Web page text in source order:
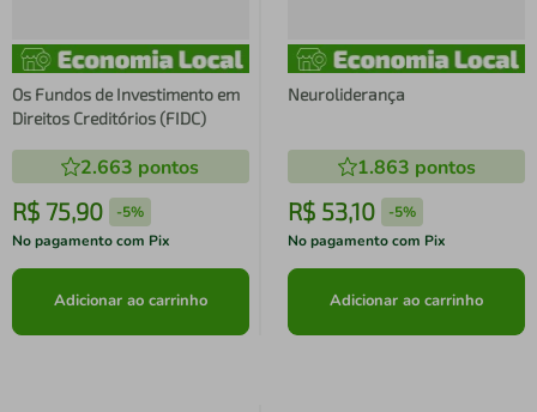
Os Fundos de Investimento em
Direitos Creditórios (FIDC)
2.663 pontos
R$ 75,90 -5%
No pagamento com Pix
Adicionar ao carrinho
Neuroliderança
1.863 pontos
R$ 53,10 -5%
No pagamento com Pix
Adicionar ao carrinho